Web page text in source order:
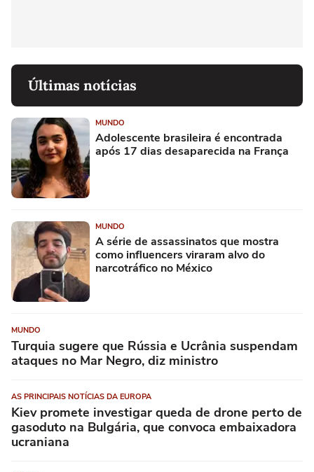
Últimas notícias
MUNDO
Adolescente brasileira é encontrada
após 17 dias desaparecida na França
MUNDO
A série de assassinatos que mostra
como influencers viraram alvo do
narcotráfico no México
MUNDO
Turquia sugere que Rússia e Ucrânia suspendam
ataques no Mar Negro, diz ministro
AS PRINCIPAIS NOTÍCIAS DA EUROPA
Kiev promete investigar queda de drone perto de
gasoduto na Bulgária, que convoca embaixadora
ucraniana